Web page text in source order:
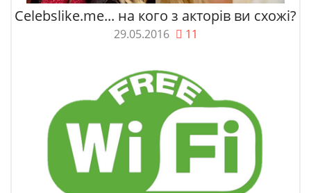
Celebslike.me... на кого з акторів ви схожі?
29.05.2016 11